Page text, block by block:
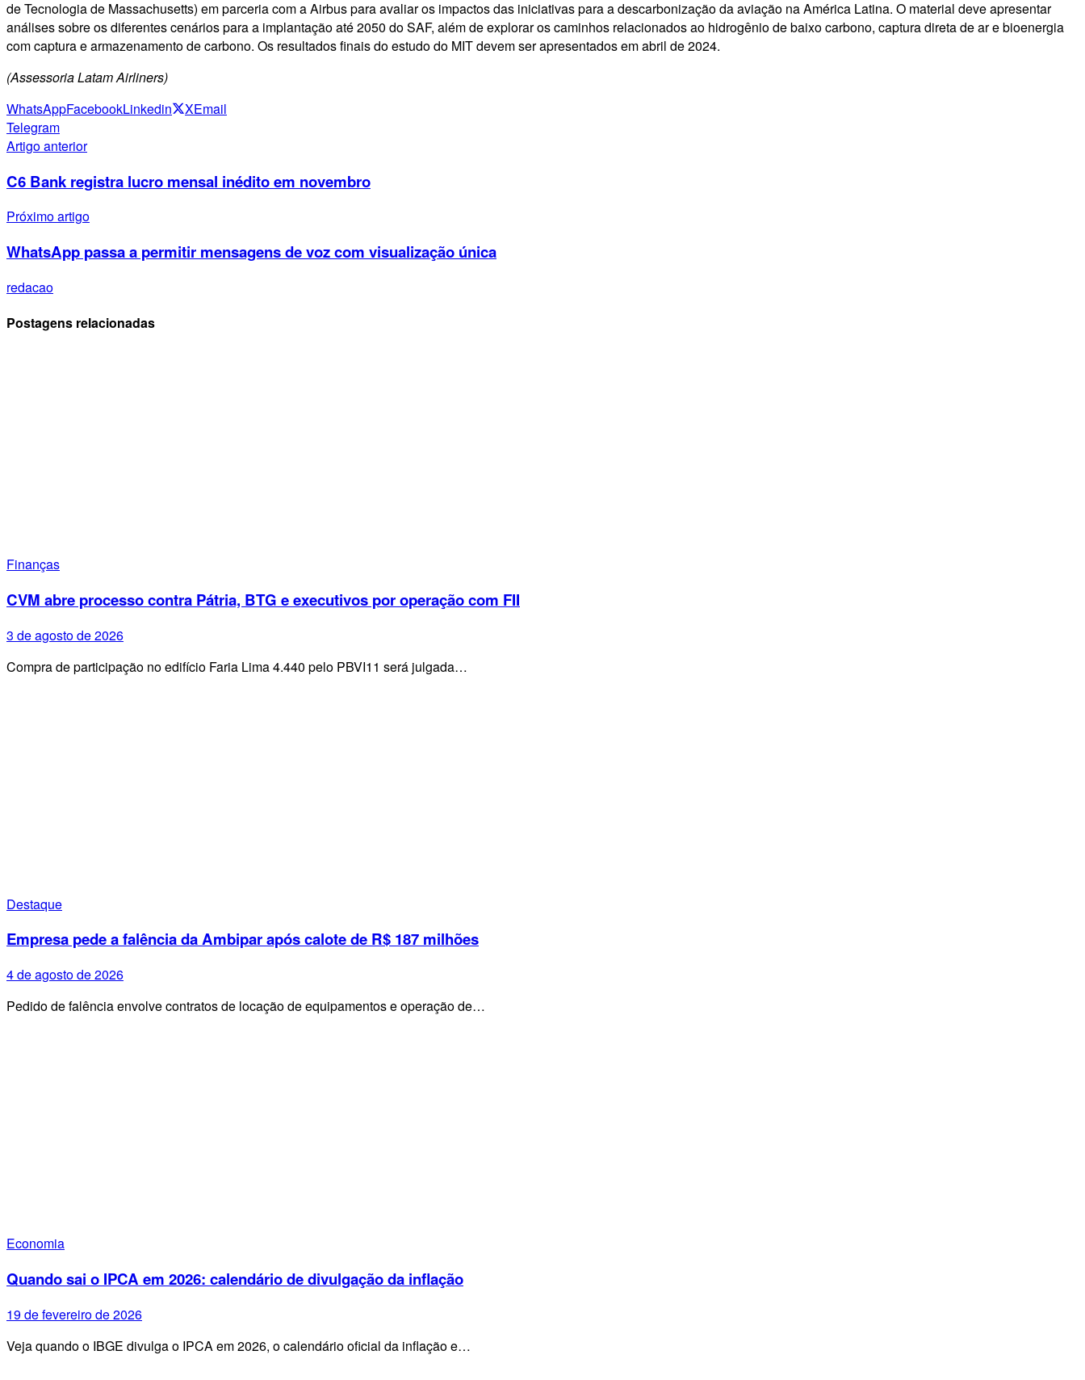
de Tecnologia de Massachusetts) em parceria com a Airbus para avaliar os impactos das iniciativas para a descarbonização da aviação na América Latina. O material deve apresentar
análises sobre os diferentes cenários para a implantação até 2050 do SAF, além de explorar os caminhos relacionados ao hidrogênio de baixo carbono, captura direta de ar e bioenergia
com captura e armazenamento de carbono. Os resultados finais do estudo do MIT devem ser apresentados em abril de 2024.
(Assessoria Latam Airliners)
WhatsAppFacebookLinkedin XEmail
Telegram
Artigo anterior
C6 Bank registra lucro mensal inédito em novembro
Próximo artigo
WhatsApp passa a permitir mensagens de voz com visualização única
redacao
Postagens relacionadas
Finanças
CVM abre processo contra Pátria, BTG e executivos por operação com FII
3 de agosto de 2026
Compra de participação no edifício Faria Lima 4.440 pelo PBVI11 será julgada…
Destaque
Empresa pede a falência da Ambipar após calote de R$ 187 milhões
4 de agosto de 2026
Pedido de falência envolve contratos de locação de equipamentos e operação de…
Economia
Quando sai o IPCA em 2026: calendário de divulgação da inflação
19 de fevereiro de 2026
Veja quando o IBGE divulga o IPCA em 2026, o calendário oficial da inflação e…